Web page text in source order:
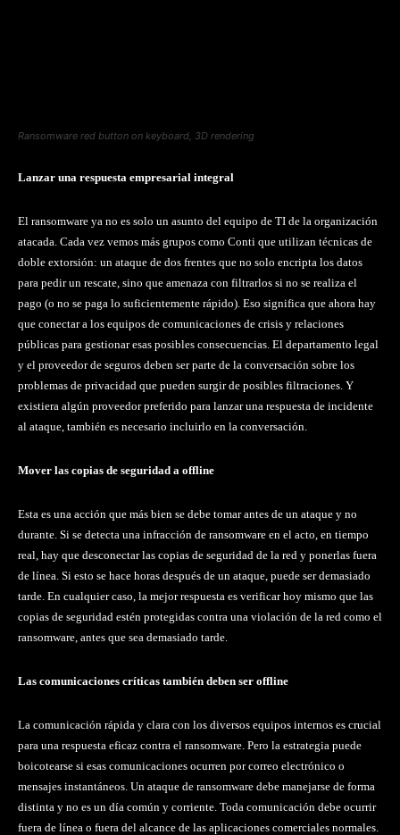
Ransomware red button on keyboard, 3D rendering
Lanzar una respuesta empresarial integral
El ransomware ya no es solo un asunto del equipo de TI de la organización
atacada. Cada vez vemos más grupos como Conti que utilizan técnicas de
doble extorsión: un ataque de dos frentes que no solo encripta los datos
para pedir un rescate, sino que amenaza con filtrarlos si no se realiza el
pago (o no se paga lo suficientemente rápido). Eso significa que ahora hay
que conectar a los equipos de comunicaciones de crisis y relaciones
públicas para gestionar esas posibles consecuencias. El departamento legal
y el proveedor de seguros deben ser parte de la conversación sobre los
problemas de privacidad que pueden surgir de posibles filtraciones. Y
existiera algún proveedor preferido para lanzar una respuesta de incidente
al ataque, también es necesario incluirlo en la conversación.
Mover las copias de seguridad a offline
Esta es una acción que más bien se debe tomar antes de un ataque y no
durante. Si se detecta una infracción de ransomware en el acto, en tiempo
real, hay que desconectar las copias de seguridad de la red y ponerlas fuera
de línea. Si esto se hace horas después de un ataque, puede ser demasiado
tarde. En cualquier caso, la mejor respuesta es verificar hoy mismo que las
copias de seguridad estén protegidas contra una violación de la red como el
ransomware, antes que sea demasiado tarde.
Las comunicaciones críticas también deben ser offline
La comunicación rápida y clara con los diversos equipos internos es crucial
para una respuesta eficaz contra el ransomware. Pero la estrategia puede
boicotearse si esas comunicaciones ocurren por correo electrónico o
mensajes instantáneos. Un ataque de ransomware debe manejarse de forma
distinta y no es un día común y corriente. Toda comunicación debe ocurrir
fuera de línea o fuera del alcance de las aplicaciones comerciales normales.